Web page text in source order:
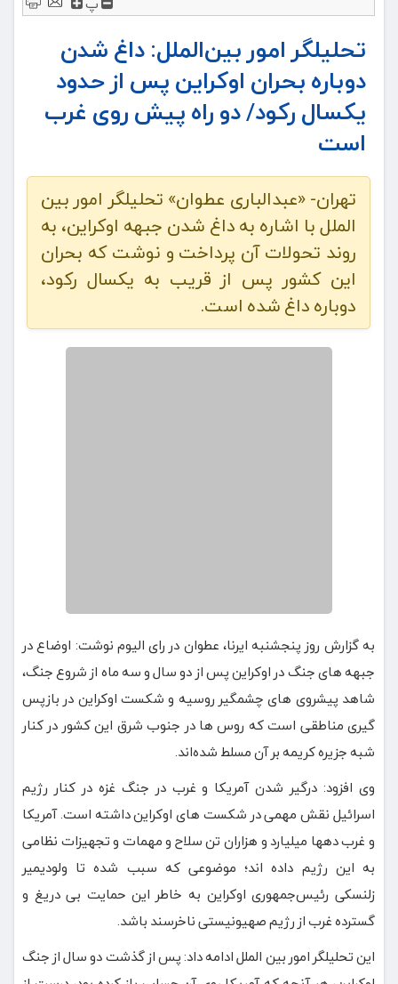
تحلیلگر امور بین‌الملل: داغ شدن
دوباره بحران اوکراین پس از حدود
یکسال رکود/ دو راه پیش روی غرب
است
تهران- «عبدالباری عطوان» تحلیلگر امور بین
الملل با اشاره به داغ شدن جبهه اوکراین، به
روند تحولات آن پرداخت و نوشت که بحران
این کشور پس از قریب به یکسال رکود،
دوباره داغ شده است.
به گزارش روز پنجشنبه ایرنا، عطوان در رای الیوم نوشت: اوضاع در
جبهه های جنگ در اوکراین پس از دو سال و سه ماه از شروع جنگ،
شاهد پیشروی های چشمگیر روسیه و شکست اوکراین در بازپس
گیری مناطقی است که روس ها در جنوب شرق این کشور در کنار
شبه جزیره کریمه بر آن مسلط شده‌اند.
وی افزود: درگیر شدن آمریکا و غرب در جنگ غزه در کنار رژیم
اسرائیل نقش مهمی در شکست های اوکراین داشته است. آمریکا
و غرب دهها میلیارد و هزاران تن سلاح و مهمات و تجهیزات نظامی
به این رژیم داده اند؛ موضوعی که سبب شده تا ولودیمیر
زلنسکی رئیس‌جمهوری اوکراین به خاطر این حمایت بی دریغ و
گسترده غرب از رژیم صهیونیستی ناخرسند باشد.
این تحلیلگر امور بین الملل ادامه داد: پس از گذشت دو سال از جنگ